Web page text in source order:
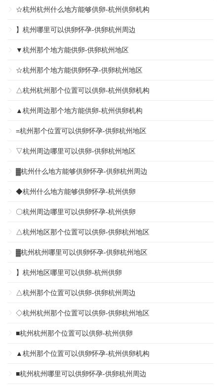
☆杭州杭州什么地方能够供卵-杭州供卵机构
】杭州哪里可以供卵怀孕-供卵杭州周边
▼杭州那个地方能供卵-供卵杭州地区
☆杭州那个地方能供卵怀孕-供卵杭州地区
△杭州杭州那个位置可以供卵-杭州供卵机构
▲杭州周边那个地方能供卵-杭州供卵机构
=杭州那个位置可以供卵怀孕-供卵杭州地区
▽杭州周边哪里可以供卵-供卵杭州地区
▓杭州什么地方能够供卵怀孕-供卵杭州周边
◆杭州什么地方能够供卵怀孕-杭州供卵
〇杭州周边哪里可以供卵怀孕-杭州供卵
△杭州地区那个位置可以供卵-供卵杭州地区
▓杭州杭州哪里可以供卵怀孕-供卵杭州地区
】杭州地区哪里可以供卵-杭州供卵
△杭州那个位置可以供卵-供卵杭州周边
◇杭州杭州那个位置可以供卵-供卵杭州地区
■杭州杭州那个位置可以供卵-杭州供卵
▲杭州那个位置可以供卵怀孕-杭州供卵机构
■杭州杭州哪里可以供卵怀孕-供卵杭州周边